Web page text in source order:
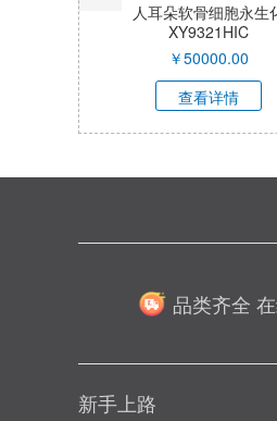
人耳朵软骨细胞永生
XY9321HIC
￥50000.00
查看详情
品类齐全
新手上路